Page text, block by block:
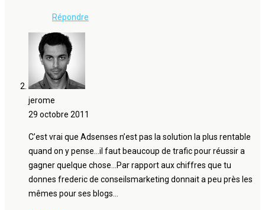
Répondre
jerome
29 octobre 2011
C’est vrai que Adsenses n’est pas la solution la plus rentable
quand on y pense…il faut beaucoup de trafic pour réussir a
gagner quelque chose…Par rapport aux chiffres que tu
donnes frederic de conseilsmarketing donnait a peu près les
mêmes pour ses blogs…